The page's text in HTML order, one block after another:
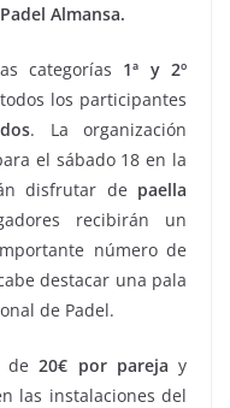
Almansa.
categorías 1ª y 2º
los participantes
. La organización
el sábado 18 en la
disfrutar de paella
recibirán un
número de
destacar una pala
de Padel.
de 20€ por pareja y
las instalaciones del